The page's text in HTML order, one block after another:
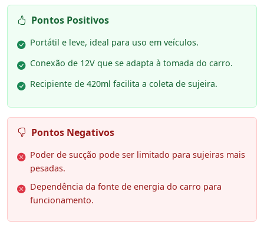
Pontos Positivos
Portátil e leve, ideal para uso em veículos.
Conexão de 12V que se adapta à tomada do carro.
Recipiente de 420ml facilita a coleta de sujeira.
Pontos Negativos
Poder de sucção pode ser limitado para sujeiras mais
pesadas.
Dependência da fonte de energia do carro para
funcionamento.